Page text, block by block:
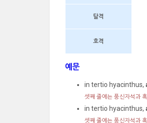
탈격
호격
예문
in tertio hyacinthus,
셋째 줄에는 풍신자석과
in tertio hyacinthus,
셋째 줄에는 풍신자석과